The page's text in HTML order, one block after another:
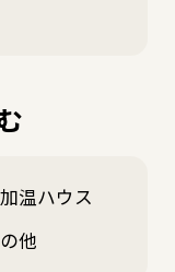
温ハウス
他